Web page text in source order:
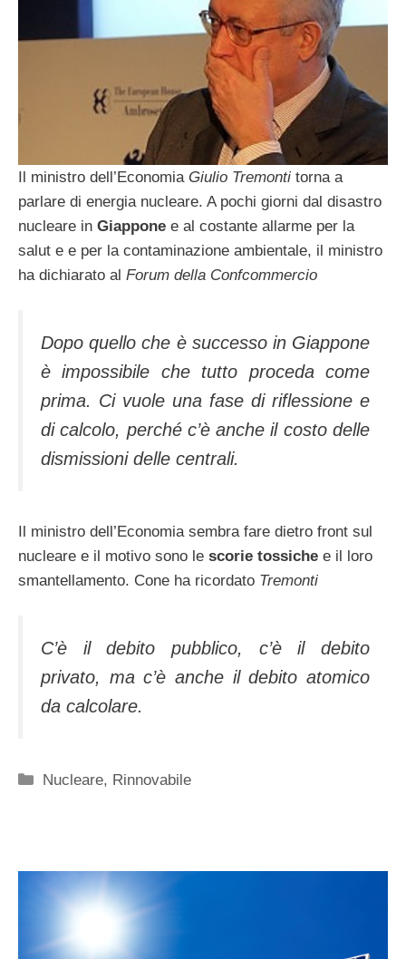
Il ministro dell’Economia Giulio Tremonti torna a
parlare di energia nucleare. A pochi giorni dal disastro
nucleare in Giappone e al costante allarme per la
salut e e per la contaminazione ambientale, il ministro
ha dichiarato al Forum della Confcommercio
Dopo quello che è successo in Giappone
è impossibile che tutto proceda come
prima. Ci vuole una fase di riflessione e
di calcolo, perché c’è anche il costo delle
dismissioni delle centrali.
Il ministro dell’Economia sembra fare dietro front sul
nucleare e il motivo sono le scorie tossiche e il loro
smantellamento. Cone ha ricordato Tremonti
C’è il debito pubblico, c’è il debito
privato, ma c’è anche il debito atomico
da calcolare.
Categorie
Nucleare, Rinnovabile